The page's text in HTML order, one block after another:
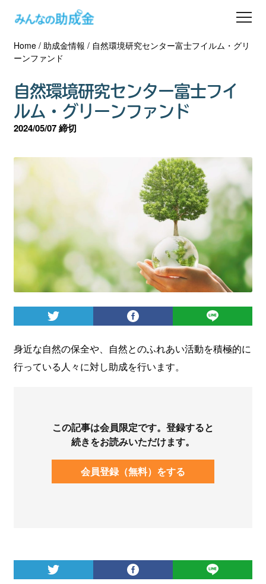
助成金を探す
士業の方へ
助成金コラム
専門家一覧
ログイン
Home/ 助成金情報 / 自然環境研究センター富士フイルム・グリ
ーンファンド
自然環境研究センター富士フイ
ルム・グリーンファンド
2024/05/07 締切
身近な自然の保全や、自然とのふれあい活動を積極的に
行っている人々に対し助成を行います。
この記事は会員限定です。登録すると
続きをお読みいただけます。
会員登録（無料）をする